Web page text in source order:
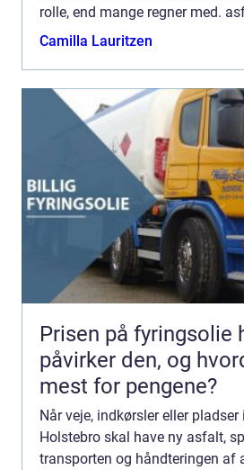
rolle, end mange regner med.
handler ikke kun om at flytte
Camilla Lauritzen
Prisen på fyringsolie hvad
påvirker den, og
mest for pengene?
Når veje, indkørsler eller
Holstebro skal have ny asfalt,
transporten og håndteringen af